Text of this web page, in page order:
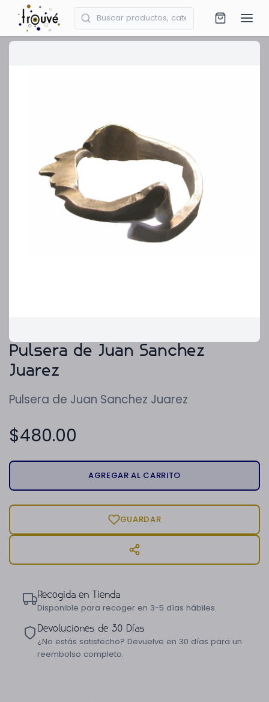
Pulsera de Juan Sanchez
Juarez
Pulsera de Juan Sanchez Juarez
$480.00
AGREGAR AL CARRITO
GUARDAR
Recogida en Tienda
Disponible para recoger en 3-5 días hábiles.
Devoluciones de 30 Días
¿No estás satisfecho? Devuelve en 30 días para un
reembolso completo.